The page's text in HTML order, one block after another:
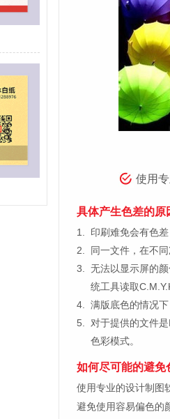
使用
具体产生色差的原
1.
印刷难免会有色
2.
同一文件，在不
3. 无法以显示屏的
统工具读取
4. 满版底色的情况
5. 对于提供的文件
色彩模式。
如何尽可能的避免
使用专业的设计制图
避免使用容易偏色的